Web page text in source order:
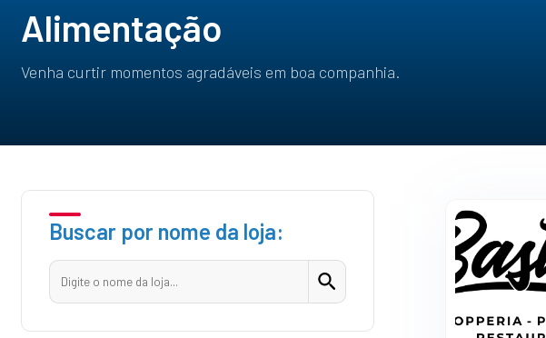
Alimentação
Venha curtir momentos agradáveis em boa companhia.
Buscar por nome da loja: